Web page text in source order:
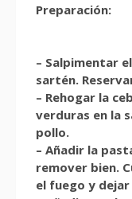
Preparación:
– Salpimentar
sartén.
– Rehogar la
verduras en la
pollo.
– Añadir la
remover bien.
el fuego y